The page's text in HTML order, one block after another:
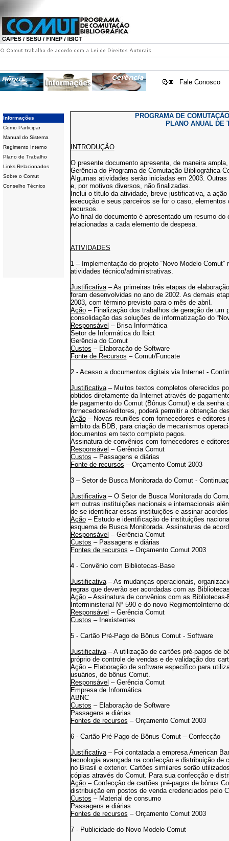
Fale Conosco
Informações
Como Participar
Manual do Sistema
Regimento Interno
Plano de Trabalho
Links Relacionados
Sobre o Comut
Conselho Técnico
PROGRAMA DE
PLANO ANUAL DE
INTRODUÇÃO
O presente documento apresenta, de maneira
Gerência do Programa de Comutação Bibliográfica-
Algumas atividades serão iniciadas em 2003.
e, por motivos diversos, não finalizadas.
Inclui o título da atividade, breve justificativa, a
execução e seus parceiros se for o caso,
recursos.
Ao final do documento é apresentado um resumo
relacionadas a cada elemento de despesa.
ATIVIDADES
1 – Implementação do projeto “Novo Modelo
atividades técnico/administrativas.
Justificativa– As primeiras três etapas de
foram desenvolvidas no ano de 2002. As demais
2003, com término previsto para o mês de abril.
Ação– Finalização dos trabalhos de geração de um
consolidação das soluções de informatização do
Responsável – Brisa Informática
Setor de Informática do Ibict
Gerência do Comut
Custos – Elaboração de Software
Fonte de Recursos – Comut/Funcate
2 - Acesso a documentos digitais via Internet -
Justificativa– Muitos textos completos oferecidos
obtidos diretamente da Internet através de
de pagamento do Comut (Bônus Comut) e da senha
fornecedores/editores, poderá permitir a obtenção
Ação– Novas reuniões com fornecedores e
âmbito da BDB, para criação de mecanismos
documentos em texto completo pagos.
Assinatura de convênios com fornecedores e
Responsável – Gerência Comut
Custos – Passagens e diárias
Fonte de recursos – Orçamento Comut 2003
3 – Setor de Busca Monitorada do Comut -
Justificativa– O Setor de Busca Monitorada do
em outras instituições nacionais e internacionais
de se identificar essas instituições e assinar
Ação– Estudo e identificação de instituições
esquema de Busca Monitorada. Assinaturas de
Responsável – Gerência Comut
Custos – Passagens e diárias
Fontes de recursos – Orçamento Comut 2003
4 - Convênio com Bibliotecas-Base
Justificativa– As mudanças operacionais,
regras que deverão ser acordadas com as
Ação– Assinatura de convênios com as
Interministerial Nº 590 e do novo RegimentoInterno
Responsável – Gerência Comut
Custos – Inexistentes
5 - Cartão Pré-Pago de Bônus Comut - Software
Justificativa– A utilização de cartões pré-pagos de
próprio de controle de vendas e de validação dos
Ação – Elaboração de software específico para
usuários, de bônus Comut.
Responsável – Gerência Comut
Empresa de Informática
ABNC
Custos – Elaboração de Software
Passagens e diárias
Fontes de recursos – Orçamento Comut 2003
6 - Cartão Pré-Pago de Bônus Comut – Confecção
Justificativa– Foi contatada a empresa American
tecnologia avançada na confecção e distribuição de
no Brasil e exterior. Cartões similares serão
cópias através do Comut. Para sua confecção e
Ação– Confecção de cartões pré-pagos de bônus
distribuição em postos de venda credenciados pelo
Custos – Material de consumo
Passagens e diárias
Fontes de recursos – Orçamento Comut 2003
7 - Publicidade do Novo Modelo Comut